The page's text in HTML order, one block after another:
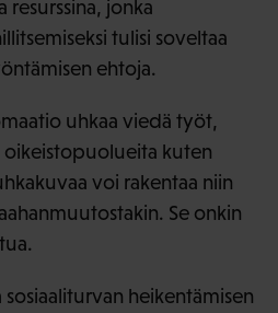
resurssina, jonka
tulisi soveltaa
ehtoja.
uhkaa viedä työt,
oikeistopuolueita kuten
voi rakentaa niin
Se onkin
heikentämisen